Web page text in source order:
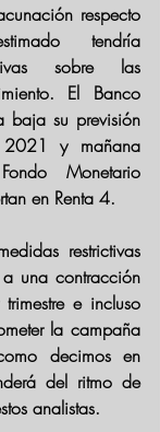
respecto
tendría
sobre las
El Banco
baja su previsión
y mañana
Monetario
en Renta 4.
restrictivas
a una contracción
e incluso
la campaña
decimos en
del ritmo de
analistas.